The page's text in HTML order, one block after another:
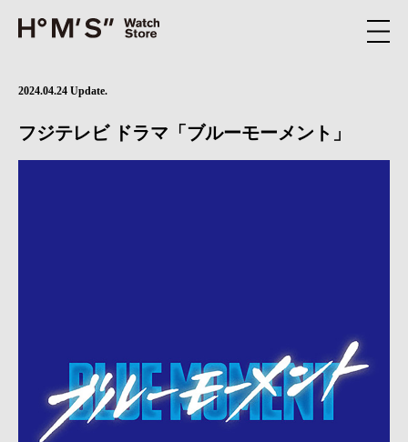
2024.04.24 Update.
フジテレビ ドラマ「ブルーモーメント」